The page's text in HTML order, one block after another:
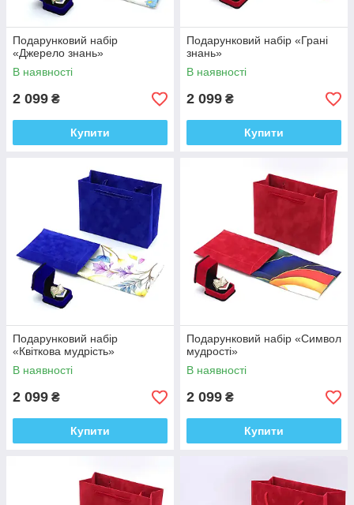
Подарунковий набір
«Джерело знань»
В наявності
2 099 ₴
Купити
Подарунковий набір «Грані
знань»
В наявності
2 099 ₴
Купити
Подарунковий набір
«Квіткова мудрість»
В наявності
2 099 ₴
Купити
Подарунковий набір «Символ
мудрості»
В наявності
2 099 ₴
Купити